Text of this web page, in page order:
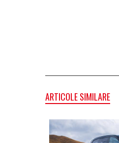
ARTICOLE SIMILARE